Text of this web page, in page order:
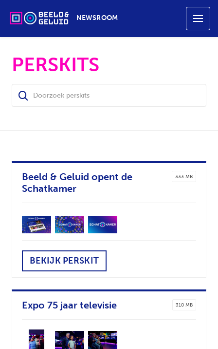
NEWSROOM
PERSKITS
Beeld & Geluid opent de
Schatkamer
333 MB
BEKIJK PERSKIT
Expo 75 jaar televisie 310 MB